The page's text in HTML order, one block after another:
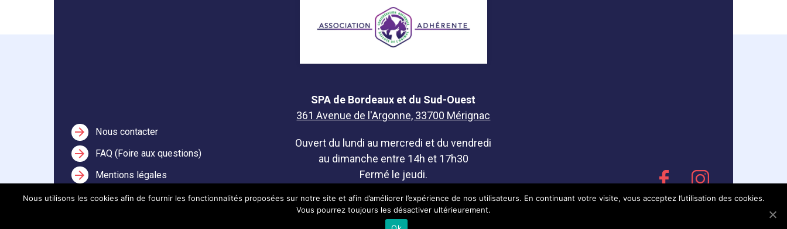
arrow_forward Nous contacter
arrow_forward FAQ (Foire aux questions)
arrow_forward Mentions légales
SPA de Bordeaux et du Sud-Ouest
361 Avenue de l'Argonne, 33700 Mérignac
Ouvert du lundi au mercredi et du vendredi
au dimanche entre 14h et 17h30
Fermé le jeudi.
Nous utilisons les cookies afin de fournir les fonctionnalités proposées sur notre site et afin d’améliorer l’expérience de nos utilisateurs. En continuant votre visite, vous acceptez l’utilisation des cookies.
Vous pourrez toujours les désactiver ultérieurement.